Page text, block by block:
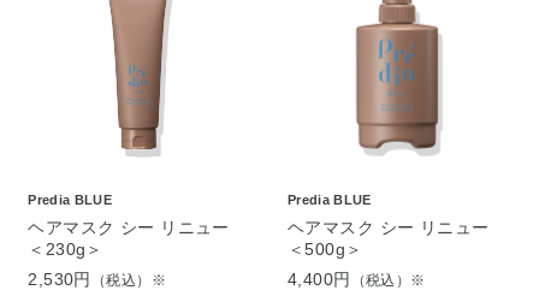
Predia BLUE
ヘアマスク シー リニュー
＜230g＞
2,530円
（税込）※
Predia BLUE
ヘアマスク シー リニュー
＜500g＞
4,400円
（税込）※